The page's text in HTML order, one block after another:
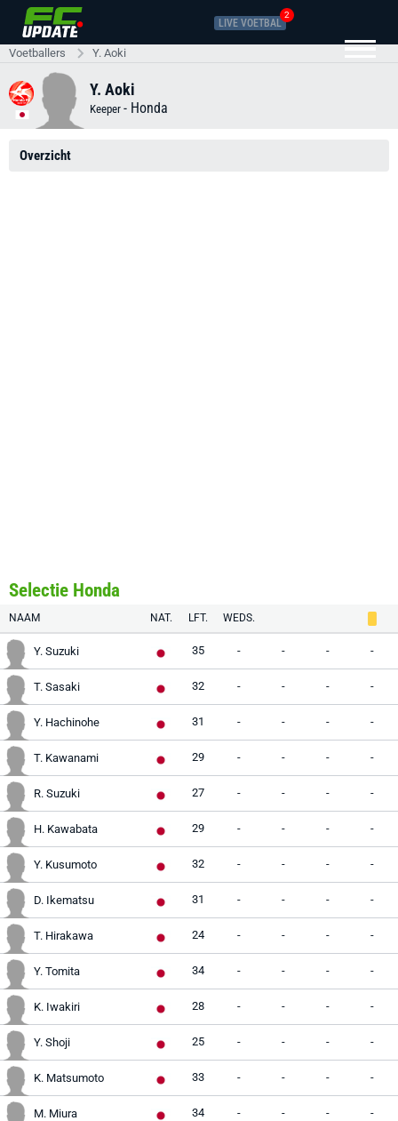
LIVE VOETBAL
2
Voetballers Y. Aoki
Y. Aoki
Keeper - Honda
Overzicht
Selectie Honda
NAAM NAT. LFT. WEDS.
Y. Suzuki 35 - - - -
T. Sasaki 32 - - - -
Y. Hachinohe 31 - - - -
T. Kawanami 29 - - - -
R. Suzuki 27 - - - -
H. Kawabata 29 - - - -
Y. Kusumoto 32 - - - -
D. Ikematsu 31 - - - -
T. Hirakawa 24 - - - -
Y. Tomita 34 - - - -
K. Iwakiri 28 - - - -
Y. Shoji 25 - - - -
K. Matsumoto 33 - - - -
M. Miura 34 - - - -